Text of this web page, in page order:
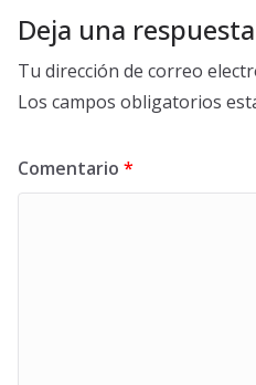
Deja una respuesta
Tu dirección de correo
Los campos obligatorios
Comentario *